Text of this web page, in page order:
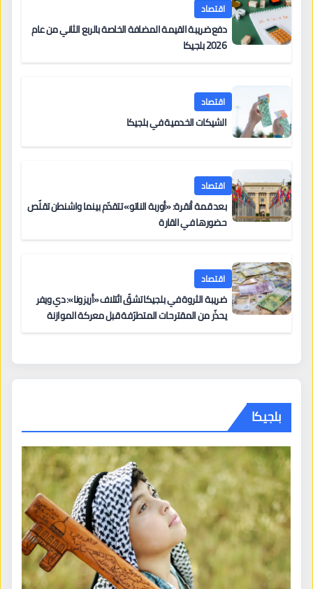
اقتصاد
دفع ضريبة القيمة المضافة الخاصة بالربع الثاني من عام
2026 بلجيكا
اقتصاد
الشيكات الخدمية في بلجيكا
اقتصاد
بعد قمة أنقرة: «أوربة الناتو» تتقدّم بينما واشنطن تقلّص
حضورها في القارة
اقتصاد
ضريبة الثروة في بلجيكا تشقّ ائتلاف «أريزونا»: دي ويفر
يحذّر من المقترحات المتطرّفة قبل معركة الموازنة
بلجيكا